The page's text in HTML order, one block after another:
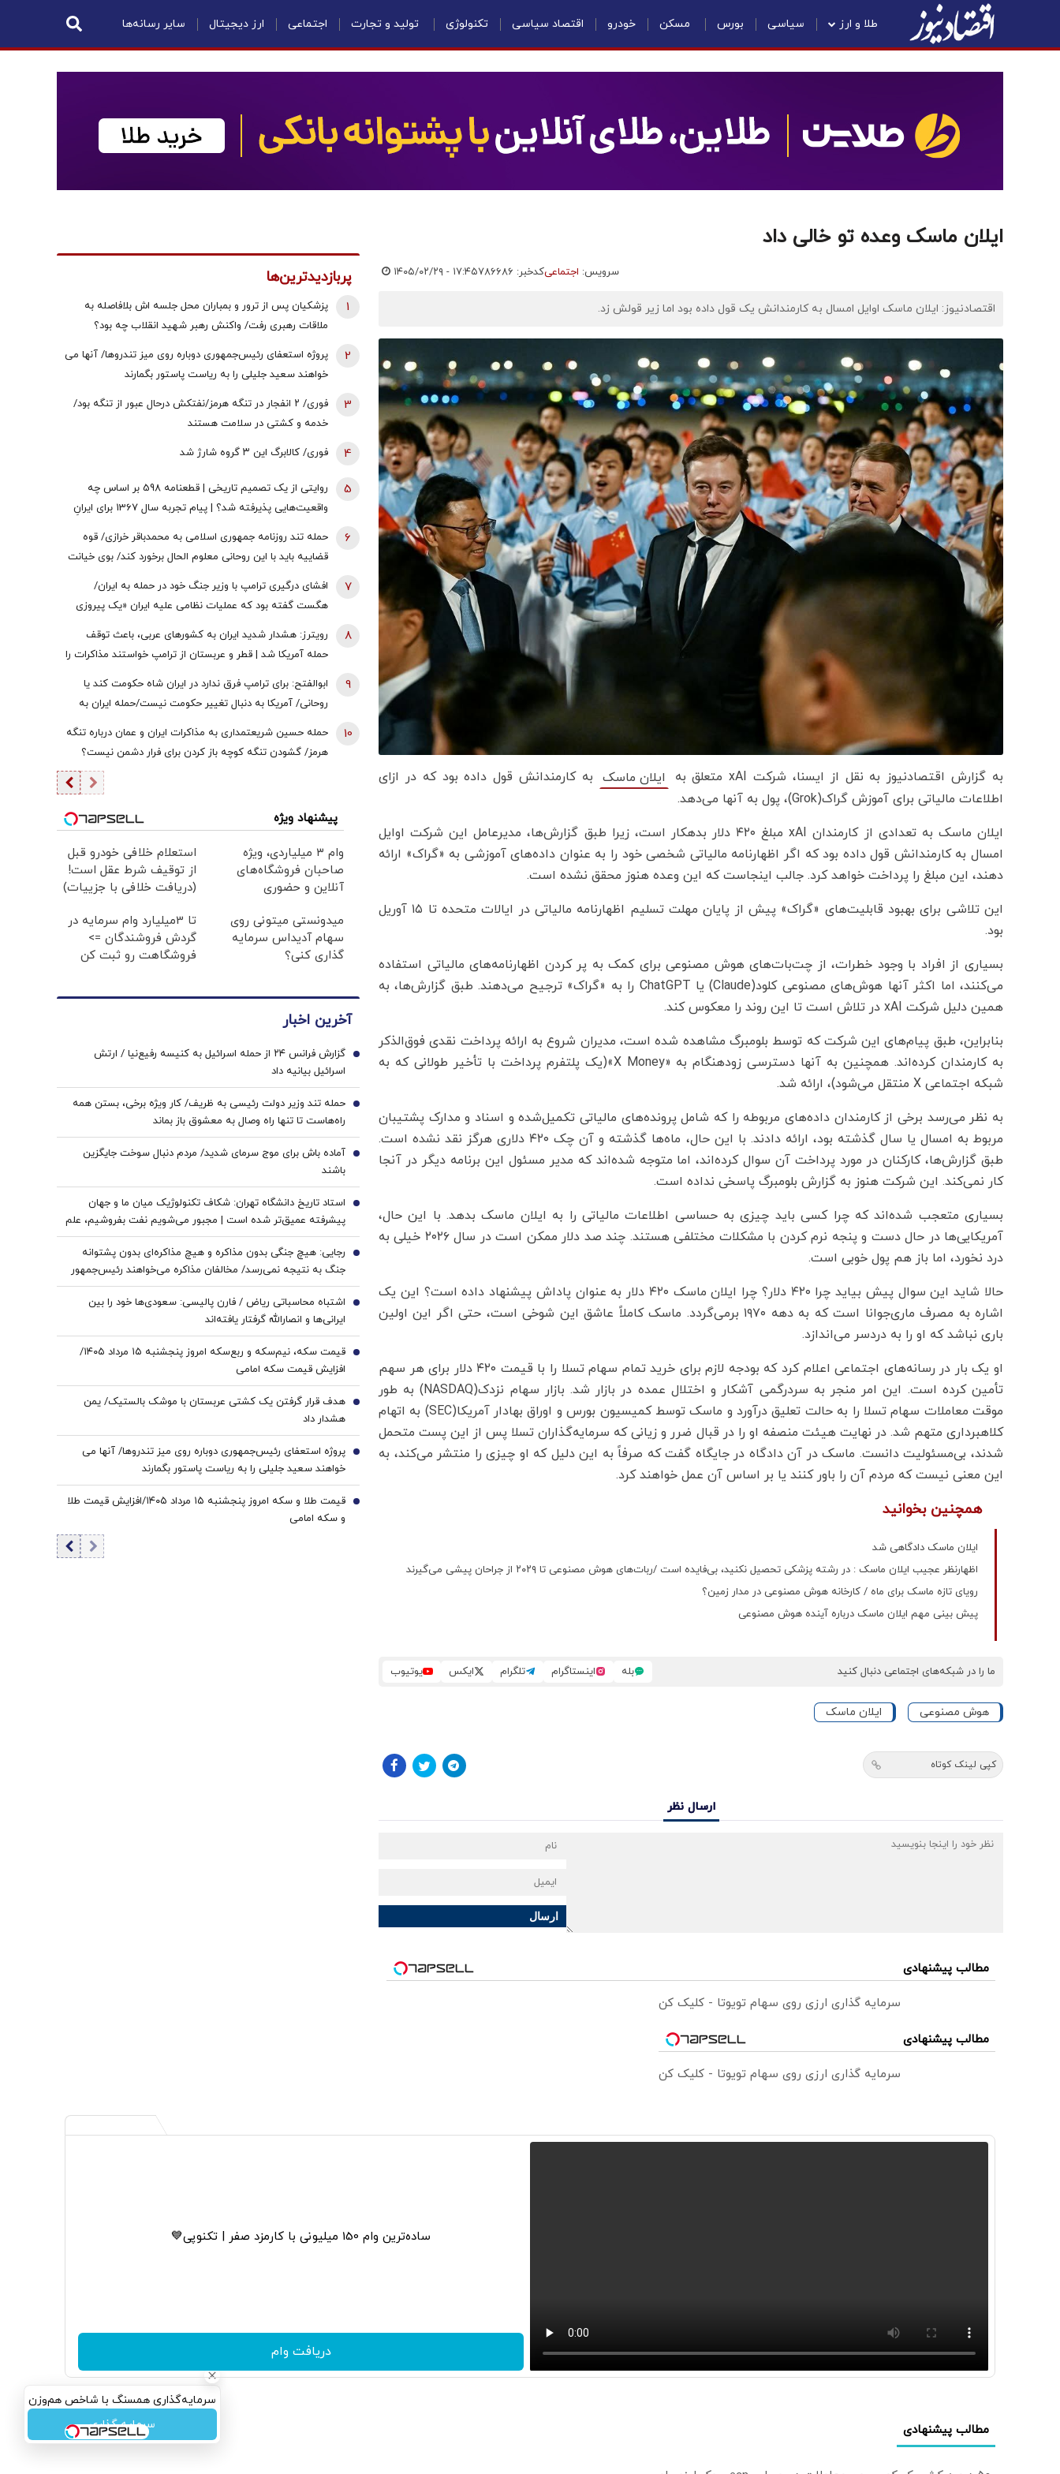
طلا و ارز سیاسی بورس مسکن خودرو اقتصاد سیاسی تکنولوژی تولید و تجارت اجتماعی ارز دیجیتال سایر رسانه‌ها
ایلان ماسک وعده تو خالی داد
سرویس: اجتماعیکدخبر: ۷۸۶۶۸۶ ۱۴۰۵/۰۲/۲۹ - ۱۷:۴۵
اقتصادنیوز: ایلان ماسک اوایل امسال به کارمندانش یک قول داده بود اما زیر قولش زد.
به گزارش اقتصادنیوز به نقل از ایسنا، شرکت xAI متعلق به ایلان ماسک به کارمندانش قول داده بود که در ازای
اطلاعات مالیاتی برای آموزش گراک(Grok)، پول به آنها می‌دهد.
ایلان ماسک به تعدادی از کارمندان xAI مبلغ ۴۲۰ دلار بدهکار است، زیرا طبق گزارش‌ها، مدیرعامل این شرکت اوایل
امسال به کارمندانش قول داده بود که اگر اظهارنامه مالیاتی شخصی خود را به عنوان داده‌های آموزشی به «گراک» ارائه
دهند، این مبلغ را پرداخت خواهد کرد. جالب اینجاست که این وعده هنوز محقق نشده‌ است.
این تلاشی برای بهبود قابلیت‌های «گراک» پیش از پایان مهلت تسلیم اظهارنامه مالیاتی در ایالات متحده تا ۱۵ آوریل
بود.
بسیاری از افراد با وجود خطرات، از چت‌بات‌های هوش مصنوعی برای کمک به پر کردن اظهارنامه‌های مالیاتی استفاده
می‌کنند، اما اکثر آنها هوش‌های مصنوعی کلود(Claude) یا ChatGPT را به «گراک» ترجیح می‌دهند. طبق گزارش‌ها، به
همین دلیل شرکت xAI در تلاش است تا این روند را معکوس کند.
بنابراین، طبق پیام‌های این شرکت که توسط بلومبرگ مشاهده شده است، مدیران شروع به ارائه پرداخت نقدی فوق‌الذکر
به کارمندان کرده‌اند. همچنین به آنها دسترسی زودهنگام به «X Money»(یک پلتفرم پرداخت با تأخیر طولانی که به
شبکه اجتماعی X منتقل می‌شود)، ارائه شد.
به نظر می‌رسد برخی از کارمندان داده‌های مربوطه را که شامل پرونده‌های مالیاتی تکمیل‌شده و اسناد و مدارک پشتیبان
مربوط به امسال یا سال گذشته بود، ارائه دادند. با این حال، ماه‌ها گذشته و آن چک ۴۲۰ دلاری هرگز نقد نشده است.
طبق گزارش‌ها، کارکنان در مورد پرداخت آن سوال کرده‌اند، اما متوجه شده‌اند که مدیر مسئول این برنامه دیگر در آنجا
کار نمی‌کند. این شرکت هنوز به گزارش بلومبرگ پاسخی نداده است.
بسیاری متعجب شده‌اند که چرا کسی باید چیزی به حساسی اطلاعات مالیاتی را به ایلان ماسک بدهد. با این حال،
آمریکایی‌ها در حال دست و پنجه نرم کردن با مشکلات مختلفی هستند. چند صد دلار ممکن است در سال ۲۰۲۶ خیلی به
درد نخورد، اما باز هم پول خوبی است.
حالا شاید این سوال پیش بیاید چرا ۴۲۰ دلار؟ چرا ایلان ماسک ۴۲۰ دلار به عنوان پاداش پیشنهاد داده است؟ این یک
اشاره به مصرف ماری‌جوانا است که به دهه ۱۹۷۰ برمی‌گردد. ماسک کاملاً عاشق این شوخی است، حتی اگر این اولین
باری نباشد که او را به دردسر می‌اندازد.
او یک بار در رسانه‌های اجتماعی اعلام کرد که بودجه لازم برای خرید تمام سهام تسلا را با قیمت ۴۲۰ دلار برای هر سهم
تأمین کرده است. این امر منجر به سردرگمی آشکار و اختلال عمده در بازار شد. بازار سهام نزدک(NASDAQ) به طور
موقت معاملات سهام تسلا را به حالت تعلیق درآورد و ماسک توسط کمیسیون بورس و اوراق بهادار آمریکا(SEC) به اتهام
کلاهبرداری متهم شد. در نهایت هیئت منصفه او را در قبال ضرر و زیانی که سرمایه‌گذاران تسلا پس از این پست متحمل
شدند، بی‌مسئولیت دانست. ماسک در آن دادگاه در جایگاه گفت که صرفاً به این دلیل که او چیزی را منتشر می‌کند، به
این معنی نیست که مردم آن را باور کنند یا بر اساس آن عمل خواهند کرد.
همچنین بخوانید
ایلان ماسک دادگاهی شد
اظهارنظر عجیب ایلان ماسک : در رشته پزشکی تحصیل نکنید، بی‌فایده است /ربات‌های هوش مصنوعی تا ۲۰۲۹ از جراحان پیشی می‌گیرند
رویای تازه ماسک برای ماه / کارخانه هوش مصنوعی در مدار زمین؟
پیش بینی مهم ایلان ماسک درباره آینده هوش مصنوعی
ما را در شبکه‌های اجتماعی دنبال کنید بله اینستاگرام تلگرام ایکس یوتیوب
هوش مصنوعی ایلان ماسک
کپی لینک کوتاه
ارسال نظر
ارسال
مطالب پیشنهادی
سرمایه گذاری ارزی روی سهام تویوتا - کلیک کن
مطالب پیشنهادی
سرمایه گذاری ارزی روی سهام تویوتا - کلیک کن
سرمایه‌گذاری همسنگ با شاخص هم‌وزن
سرمایه گذاری
پربازدیدترین‌ها
پزشکیان پس از ترور و بمباران محل جلسه ‌اش بلافاصله به
ملاقات رهبری رفت/ واکنش رهبر شهید انقلاب چه بود؟
1
پروژه استعفای رئیس‌جمهوری دوباره روی میز تندروها/ آنها می
خواهند سعید جلیلی را به ریاست پاستور بگمارند
2
فوری/ ۲ انفجار در تنگه هرمز/نفتکش درحال عبور از تنگه بود/
خدمه و کشتی در سلامت هستند
3
فوری/ کالابرگ این ۳ گروه شارژ شد 4
روایتی از یک تصمیم تاریخی | قطعنامه 598 بر اساس چه
واقعیت‌هایی پذیرفته شد؟ | پیام تجربه سال 1367 برای ایرانِ
5
حمله تند روزنامه جمهوری اسلامی به محمدباقر خرازی/ قوه
قضاییه باید با این روحانی معلوم الحال برخورد کند/ بوی خیانت
به مشام می‌رسد
6
افشای درگیری ترامپ با وزیر جنگ خود در حمله به ایران/
هگست گفته بود که عملیات نظامی علیه ایران «یک پیروزی‌
7
رویترز: هشدار شدید ایران به کشورهای عربی، باعث توقف
حمله آمریکا شد | قطر و عربستان از ترامپ خواستند مذاکرات را
گرفت اگر ...
8
ابوالفتح: برای ترامپ فرق ندارد در ایران شاه حکومت کند یا
روحانی/ آمریکا به دنبال تغییر حکومت نیست/حمله ایران به
9
حمله حسین شریعتمداری به مذاکرات ایران و عمان درباره تنگه
هرمز/ گشودن تنگه کوچه باز ‌کردن برای فرار دشمن نیست؟
10
پیشنهاد ویژه
وام ۳ میلیاردی، ویژه
صاحبان فروشگاه‌های
آنلاین و حضوری
استعلام خلافی خودرو قبل
از توقیف شرط عقل است!
(دریافت خلافی با جزییات)
میدونستی میتونی روی
سهام آدیداس سرمایه
گذاری کنی؟
تا 3میلیارد وام سرمایه در
گردش فروشندگان =>
فروشگاهت رو ثبت کن
آخرین اخبار
گزارش فرانس ۲۴ از حمله اسرائیل به کنیسه رفیع‌نیا / ارتش
اسرائیل بیانیه داد
1
حمله تند وزیر دولت رئیسی به ظریف/ کار ویژه برخی، بستن همه
راه‌هاست تا تنها راه وصال به معشوق باز بماند
2
آماده باش برای موج سرمای شدید/ مردم دنبال سوخت جایگزین
باشند
3
استاد تاریخ دانشگاه تهران: شکاف تکنولوژیک میان ما و جهان
پیشرفته عمیق‌تر شده است | مجبور می‌شویم نفت بفروشیم، علم
بخریم
4
رجایی: هیچ جنگی بدون مذاکره و هیچ مذاکره‌ای بدون پشتوانه
جنگ به نتیجه نمی‌رسد/ مخالفان مذاکره می‌خواهند رئیس‌جمهور
را خسته کنند
5
اشتباه محاسباتی ریاض / فارن پالیسی: سعودی‌ها خود را بین
ایرانی‌ها و انصارالله گرفتار یافته‌اند
6
قیمت سکه، نیم‌سکه و ربع‌سکه امروز پنجشنبه ۱۵ مرداد ۱۴۰۵/
افزایش قیمت سکه امامی
7
هدف قرار گرفتن یک کشتی عربستان با موشک بالستیک/ یمن
هشدار داد
8
پروژه استعفای رئیس‌جمهوری دوباره روی میز تندروها/ آنها می
خواهند سعید جلیلی را به ریاست پاستور بگمارند
9
قیمت طلا و سکه امروز پنجشنبه ۱۵ مرداد ۱۴۰۵/افزایش قیمت طلا
و سکه امامی
10
ساده‌ترین وام 150 میلیونی با کارمزد صفر | تکنوپی💙
دریافت وام
مطالب پیشنهادی